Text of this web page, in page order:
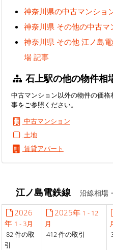
神奈川県の中古マンショ
神奈川県 その他の中古
神奈川県 その他 江ノ島
場 記事
石上駅の他の物件相
中古マンション以外の物件の価
事をご参照ください。
中古マンション
土地
賃貸アパート
江ノ島電鉄線沿線相場
2026
年 1 - 3月
82 件の取
引
2025年 1 - 12
月
412 件の取引